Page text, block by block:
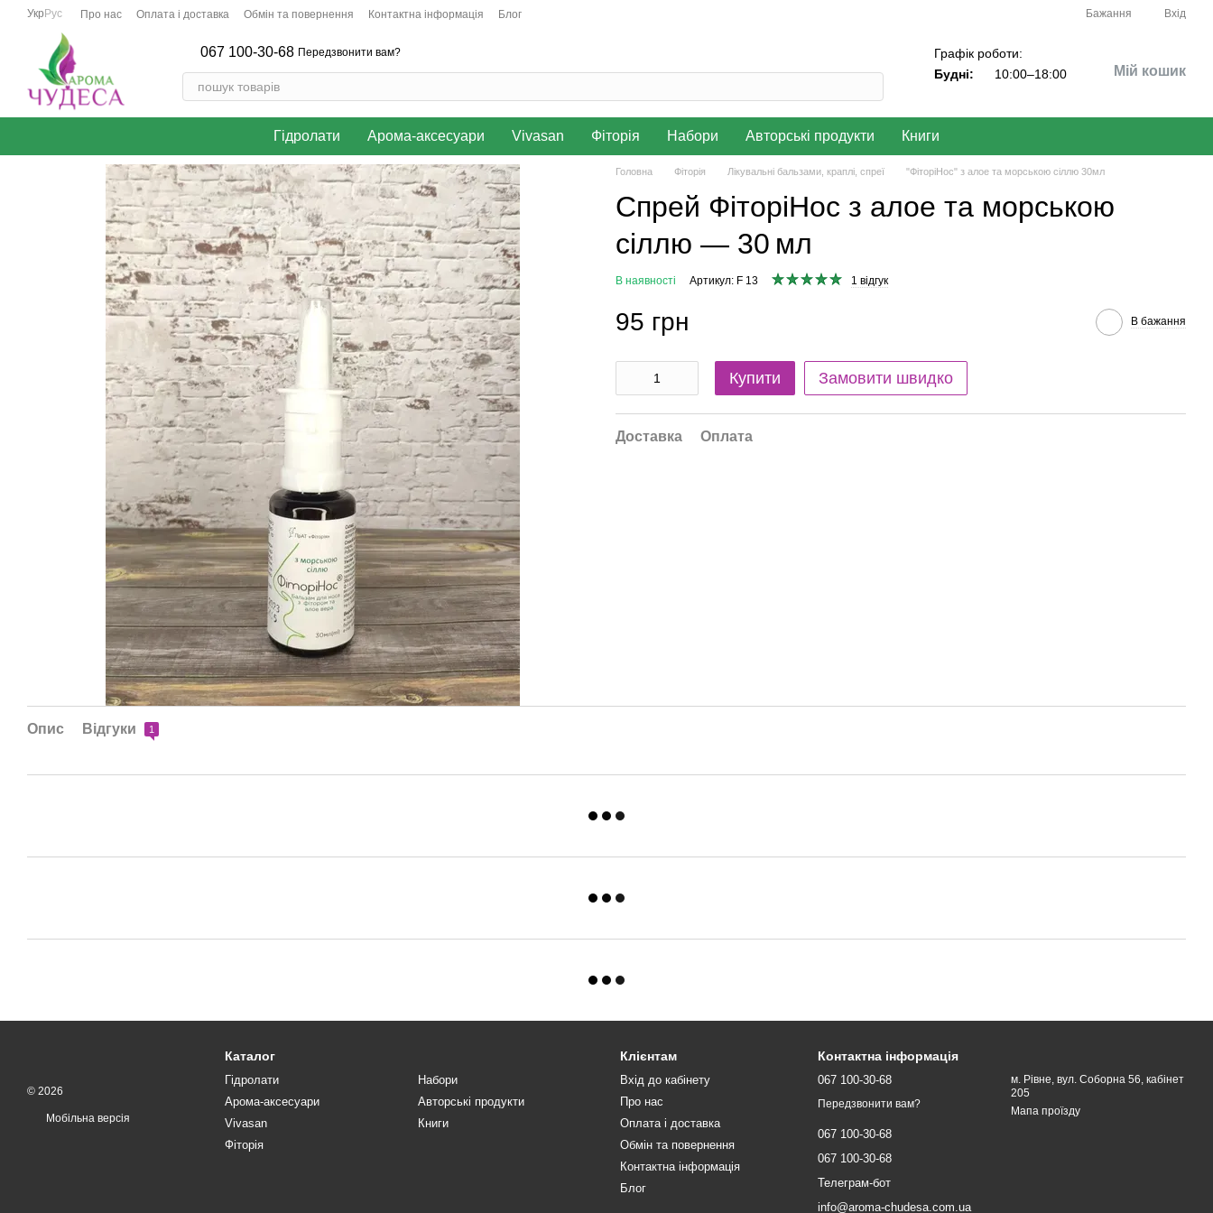
Перейти до основного контенту
Укр Рус Про нас Оплата і доставка Обмін та повернення Контактна інформація Блог Бажання Вхід
067 100-30-68 Передзвонити вам?
Графік роботи:
Будні:
10:00–18:00 Мій кошик
Гідролати Арома-аксесуари Vivasan Фіторія Набори Авторські продукти Книги
Головна Фіторія Лікувальні бальзами, краплі, спреї "ФіторіНос" з алое та морською сіллю 30мл
Спрей ФіторіНос з алое та морською
сіллю — 30 мл
В наявності Артикул: F 13 1 відгук
95 грн В бажання
Купити Замовити швидко
Доставка Оплата
Опис Відгуки 1
© 2026
Мобільна версія
Каталог
Гідролати
Арома-аксесуари
Vivasan
Фіторія
Набори
Авторські продукти
Книги
Клієнтам
Вхід до кабінету
Про нас
Оплата і доставка
Обмін та повернення
Контактна інформація
Блог
Контактна інформація
067 100-30-68
Передзвонити вам?
067 100-30-68
067 100-30-68
Телеграм-бот
info@aroma-chudesa.com.ua
м. Рівне, вул. Соборна 56, кабінет
205
Мапа проїзду